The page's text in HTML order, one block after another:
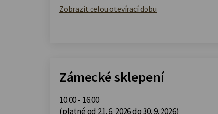
Zobrazit celou otevírací dobu
Zámecké sklepení
10.00 - 16.00
(platné od 21. 6. 2026 do 30. 9. 2026)